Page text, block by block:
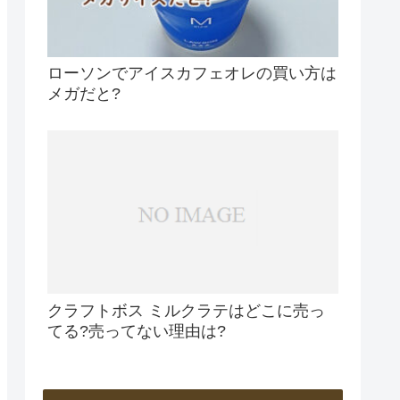
ローソンでアイスカフェオレの買い方は
メガだと?
クラフトボス ミルクラテはどこに売っ
てる?売ってない理由は?